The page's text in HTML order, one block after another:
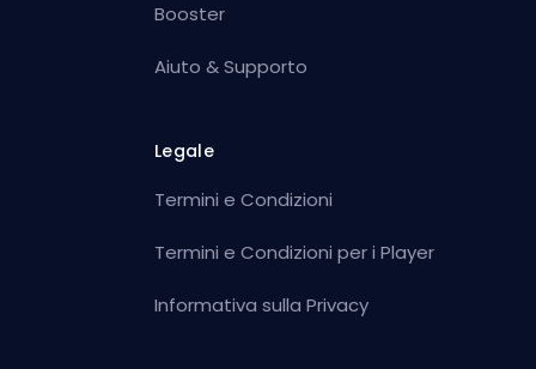
Booster
Aiuto & Supporto
Legale
Termini e Condizioni
Termini e Condizioni per i Player
Informativa sulla Privacy